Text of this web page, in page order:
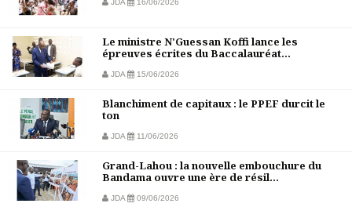
JDA 16/06/2026
Le ministre N'Guessan Koffi lance les
épreuves écrites du Baccalauréat...
JDA 15/06/2026
Blanchiment de capitaux : le PPEF durcit le
ton
JDA 11/06/2026
Grand-Lahou : la nouvelle embouchure du
Bandama ouvre une ère de résil...
JDA 09/06/2026